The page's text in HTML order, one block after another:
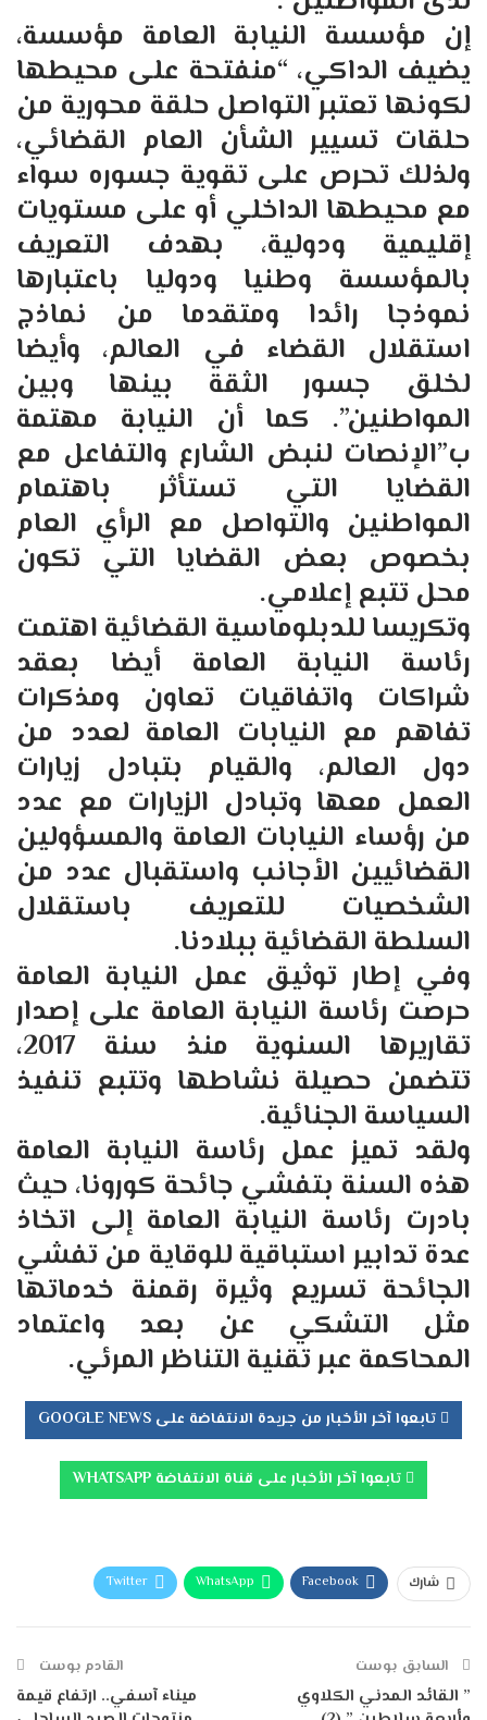
إن مؤسسة النيابة العامة مؤسسة،
يضيف الداكي، “منفتحة على محيطها
لكونها تعتبر التواصل حلقة محورية من
حلقات تسيير الشأن العام القضائي،
ولذلك تحرص على تقوية جسوره سواء
مع محيطها الداخلي أو على مستويات
إقليمية ودولية، بهدف التعريف
بالمؤسسة وطنيا ودوليا باعتبارها
نموذجا رائدا ومتقدما من نماذج
استقلال القضاء في العالم، وأيضا
لخلق جسور الثقة بينها وبين
المواطنين”. كما أن النيابة مهتمة
ب”الإنصات لنبض الشارع والتفاعل مع
القضايا التي تستأثر باهتمام
المواطنين والتواصل مع الرأي العام
بخصوص بعض القضايا التي تكون
محل تتبع إعلامي.
وتكريسا للدبلوماسية القضائية اهتمت
رئاسة النيابة العامة أيضا بعقد
شراكات واتفاقيات تعاون ومذكرات
تفاهم مع النيابات العامة لعدد من
دول العالم، والقيام بتبادل زيارات
العمل معها وتبادل الزيارات مع عدد
من رؤساء النيابات العامة والمسؤولين
القضائيين الأجانب واستقبال عدد من
الشخصيات للتعريف باستقلال
السلطة القضائية ببلادنا.
وفي إطار توثيق عمل النيابة العامة
حرصت رئاسة النيابة العامة على إصدار
تقاريرها السنوية منذ سنة 2017،
تتضمن حصيلة نشاطها وتتبع تنفيذ
السياسة الجنائية.
ولقد تميز عمل رئاسة النيابة العامة
هذه السنة بتفشي جائحة كورونا، حيث
بادرت رئاسة النيابة العامة إلى اتخاذ
عدة تدابير استباقية للوقاية من تفشي
الجائحة تسريع وثيرة رقمنة خدماتها
مثل التشكي عن بعد واعتماد
المحاكمة عبر تقنية التناظر المرئي.
تابعوا آخر الأخبار من جريدة الانتفاضة على GOOGLE NEWS
تابعوا آخر الأخبار على قناة الانتفاضة WHATSAPP
شارك Facebook
WhatsApp
Twitter
السابق بوست
” القائد المدني الكلاوي
القادم بوست
ميناء آسفي.. ارتفاع قيمة